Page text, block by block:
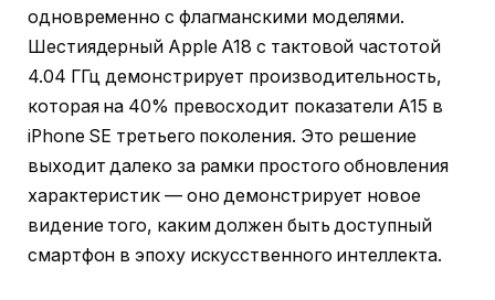
одновременно с флагманскими моделями.
Шестиядерный Apple A18 с тактовой частотой
4.04 ГГц демонстрирует производительность,
которая на 40% превосходит показатели A15 в
iPhone SE третьего поколения. Это решение
выходит далеко за рамки простого обновления
характеристик — оно демонстрирует новое
видение того, каким должен быть доступный
смартфон в эпоху искусственного интеллекта.